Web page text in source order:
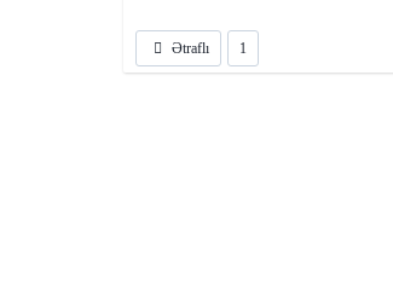
Ətraflı 1